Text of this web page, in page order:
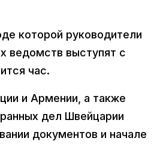
которой руководители
ведомств выступят с
час.
и Армении, а также
дел Швейцарии
документов и начале